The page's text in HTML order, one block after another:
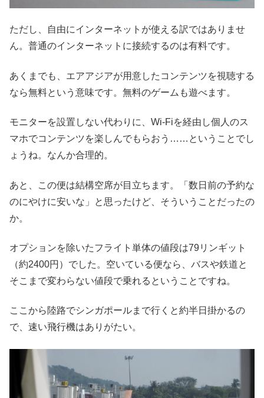
ただし、自由にインターネットが使える訳ではありませ
ん。普通のインターネットに接続するのは有料です。
あくまでも、エアアジアが用意したコンテンツを視聴する
なら無料という意味です。無料のゲームも遊べます。
モニターを設置しない代わりに、Wi-Fiを経由し個人のス
マホでコンテンツを楽しんでもらおう……ということでし
ょうね。なんか合理的。
あと、この便は結構空席が目立ちます。「数日前の予約な
のにやけに安いな」と思ったけど、そういうことだったの
か。
オプションを除いたフライト単体の値段は79リンギット
（約2400円）でした。空いている便なら、バスや鉄道と
そこまで変わらない値段で乗れるということですね。
ここから陸路でシンガポールまで行くと約半日掛かるの
で、速い飛行機はありがたい。